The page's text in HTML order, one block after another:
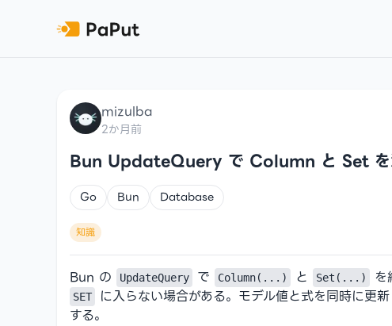
mizulba
2か月前
Bun UpdateQuery で Column と Set を
Go Bun Database
知識
Bun の UpdateQuery で Column(...) と Set(...) を
SET に入らない場合がある。モデル値と式を同時に更
する。